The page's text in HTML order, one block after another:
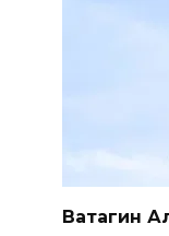
Ватагин